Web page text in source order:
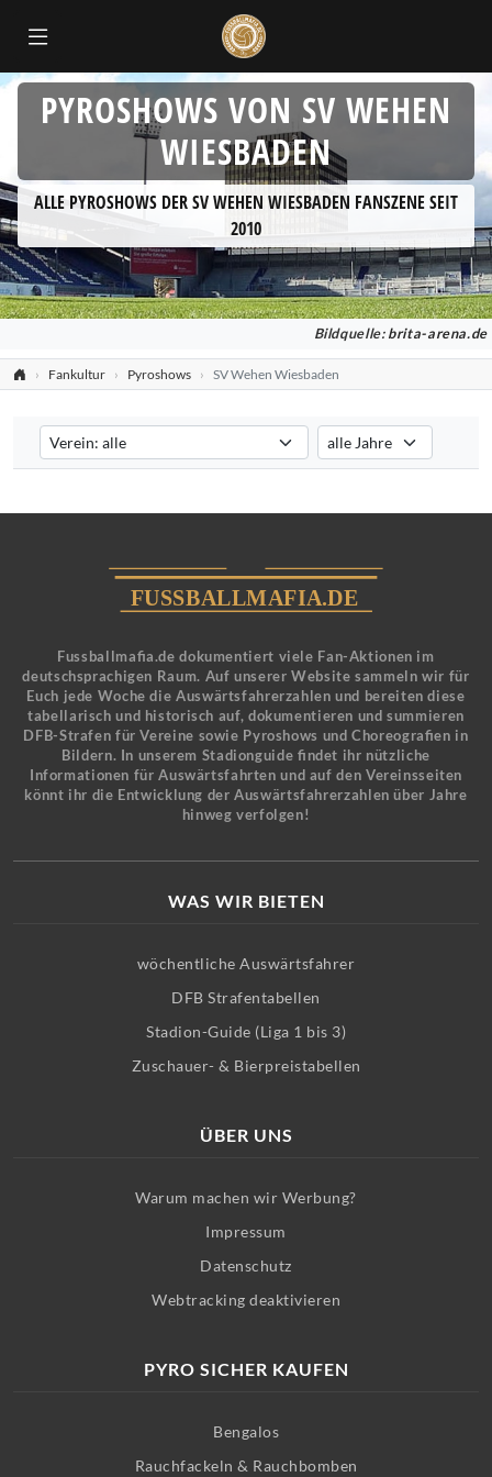
PYROSHOWS VON SV WEHEN
WIESBADEN
ALLE PYROSHOWS DER SV WEHEN WIESBADEN FANSZENE SEIT
2010
Bildquelle: brita-arena.de
Fankultur Pyroshows SV Wehen Wiesbaden
Verein auswählen
Filtert die Pyroshows nach dem ausgewählten Verein. Standard:
Saison auswählen
Filtert die Pyroshows
Fussballmafia.de dokumentiert viele Fan-Aktionen im
deutschsprachigen Raum. Auf unserer Website sammeln wir für
Euch jede Woche die Auswärtsfahrerzahlen und bereiten diese
tabellarisch und historisch auf, dokumentieren und summieren
DFB-Strafen für Vereine sowie Pyroshows und Choreografien in
Bildern. In unserem Stadionguide findet ihr nützliche
Informationen für Auswärtsfahrten und auf den Vereinsseiten
könnt ihr die Entwicklung der Auswärtsfahrerzahlen über Jahre
hinweg verfolgen!
WAS WIR BIETEN
wöchentliche Auswärtsfahrer
DFB Strafentabellen
Stadion-Guide (Liga 1 bis 3)
Zuschauer- & Bierpreistabellen
ÜBER UNS
Warum machen wir Werbung?
Impressum
Datenschutz
Webtracking deaktivieren
PYRO SICHER KAUFEN
Bengalos
Rauchfackeln & Rauchbomben